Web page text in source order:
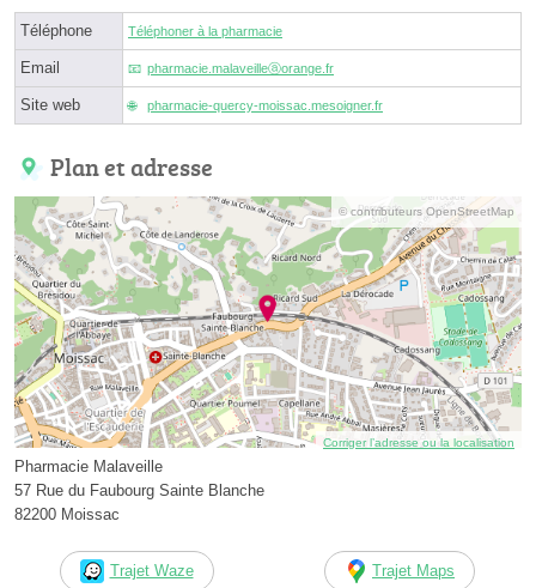
Téléphone Téléphoner à la pharmacie
Email pharmacie.malaveilleⓐorange.fr
Site web pharmacie-quercy-moissac.mesoigner.fr
Plan et adresse
© contributeurs OpenStreetMap
Corriger l’adresse ou la localisation
Pharmacie Malaveille
57 Rue du Faubourg Sainte Blanche
82200 Moissac
Trajet Waze Trajet Maps